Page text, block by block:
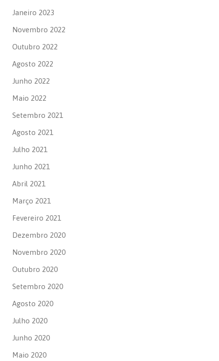
Janeiro 2023
Novembro 2022
Outubro 2022
Agosto 2022
Junho 2022
Maio 2022
Setembro 2021
Agosto 2021
Julho 2021
Junho 2021
Abril 2021
Março 2021
Fevereiro 2021
Dezembro 2020
Novembro 2020
Outubro 2020
Setembro 2020
Agosto 2020
Julho 2020
Junho 2020
Maio 2020